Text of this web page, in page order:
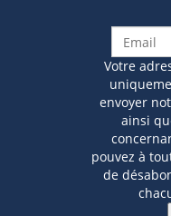
Votre
envoyer
ainsi
pouvez à
de